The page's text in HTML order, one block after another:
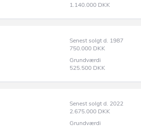
1.140.000 DKK
Senest solgt d. 1987
750.000 DKK
Grundværdi
525.500 DKK
Senest solgt d. 2022
2.675.000 DKK
Grundværdi